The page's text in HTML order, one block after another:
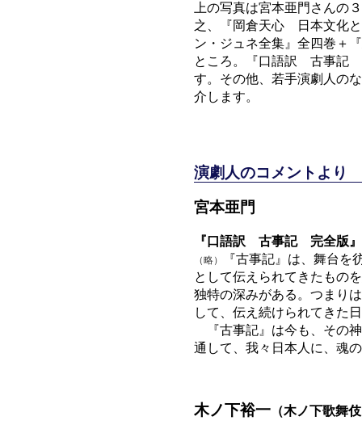
上の写真は宮本亜門さん
之、『岡倉天心 日本文化
ン・ジュネ全集』全四巻＋
ところ。『口語訳 古事記
す。その他、若手演劇人の
介します。
演劇人のコメントより
宮本亜門
『口語訳 古事記 完全版
（略）
『古事記』は、舞台
として伝えられてきたもの
独特の深みがある。つまり
して、伝え続けられてきた
『古事記』は今も、その
通して、我々日本人に、魂
木ノ下裕一 （木ノ下歌舞